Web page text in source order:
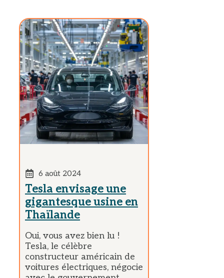
6 août 2024
Tesla envisage une
gigantesque usine en
Thaïlande
Oui, vous avez bien lu !
Tesla, le célèbre
constructeur américain de
voitures électriques, négocie